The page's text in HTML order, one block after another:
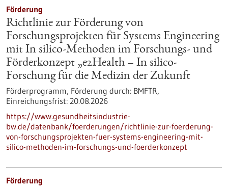
Förderung
Richtlinie zur Förderung von
Forschungsprojekten für Systems Engineering
mit In silico-Methoden im Forschungs- und
Förderkonzept „e2Health – In silico-
Forschung für die Medizin der Zukunft
Förderprogramm, Förderung durch: BMFTR,
Einreichungsfrist: 20.08.2026
https://www.gesundheitsindustrie-
bw.de/datenbank/foerderungen/richtlinie-zur-foerderung-
von-forschungsprojekten-fuer-systems-engineering-mit-
silico-methoden-im-forschungs-und-foerderkonzept
Förderung